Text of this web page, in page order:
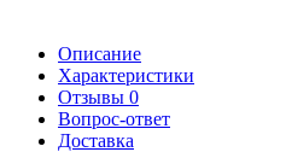
Описание
Характеристики
Отзывы 0
Вопрос-ответ
Доставка